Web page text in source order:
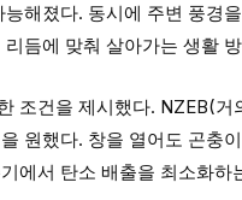
해졌다. 동시에 주변 풍경
듬에 맞춰 살아가는 생활
조건을 제시했다. NZEB(
원했다. 창을 열어도 곤충
에서 탄소 배출을 최소화하